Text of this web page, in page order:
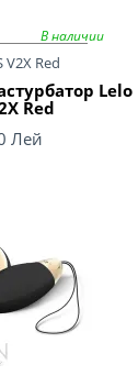
В наличии
V2X Red
Lelo
Red
Лей